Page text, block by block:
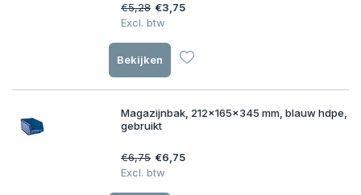
€5,28 €3,75
Excl. btw
Bekijken
Magazijnbak, 212x165x345 mm, blauw hdpe,
gebruikt
€6,75 €6,75
Excl. btw